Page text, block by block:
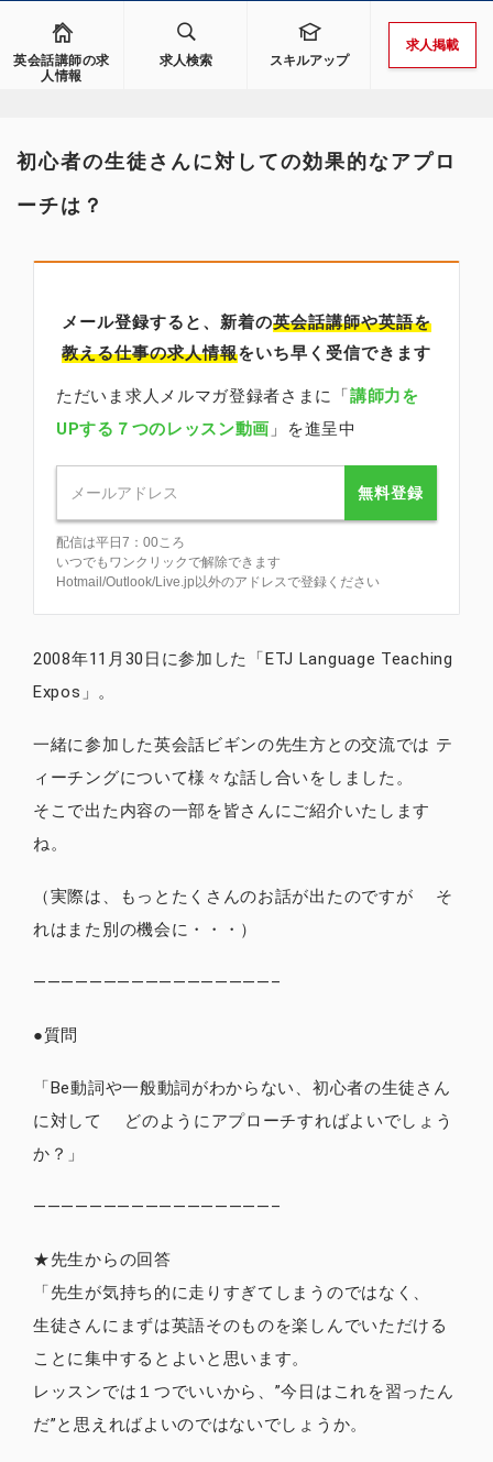
英会話講師の求
人情報
求人検索 スキルアップ
求人掲載
初心者の生徒さんに対しての効果的なアプロ
ーチは？
メール登録すると、新着の英会話講師や英語を
教える仕事の求人情報をいち早く受信できます
ただいま求人メルマガ登録者さまに「講師力を
UPする７つのレッスン動画 」を進呈中
無料登録
配信は平日7：00ころ
いつでもワンクリックで解除できます
Hotmail/Outlook/Live.jp以外のアドレスで登録ください
2008年11月30日に参加した「ETJ Language Teaching
Expos」。
一緒に参加した英会話ビギンの先生方との交流では テ
ィーチングについて様々な話し合いをしました。
そこで出た内容の一部を皆さんにご紹介いたします
ね。
（実際は、もっとたくさんのお話が出たのですが そ
れはまた別の機会に・・・）
—————————————————–
●質問
「Be動詞や一般動詞がわからない、初心者の生徒さん
に対して どのようにアプローチすればよいでしょう
か？」
—————————————————–
★先生からの回答
「先生が気持ち的に走りすぎてしまうのではなく、
生徒さんにまずは英語そのものを楽しんでいただける
ことに集中するとよいと思います。
レッスンでは１つでいいから、”今日はこれを習ったん
だ”と思えればよいのではないでしょうか。